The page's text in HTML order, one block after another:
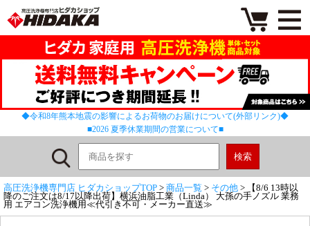
◆令和8年熊本地震の影響によるお荷物のお届けについて(外部リンク)◆
■2026 夏季休業期間の営業について■
高圧洗浄機専門店 ヒダカショップTOP > 商品一覧 > その他 > 【8/6 13時以
降のご注文は8/17以降出荷】横浜油脂工業（Linda） 大孫の手ノズル 業務
用 エアコン洗浄機用≪代引き不可・メーカー直送≫